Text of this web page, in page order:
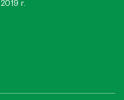
2019 г.